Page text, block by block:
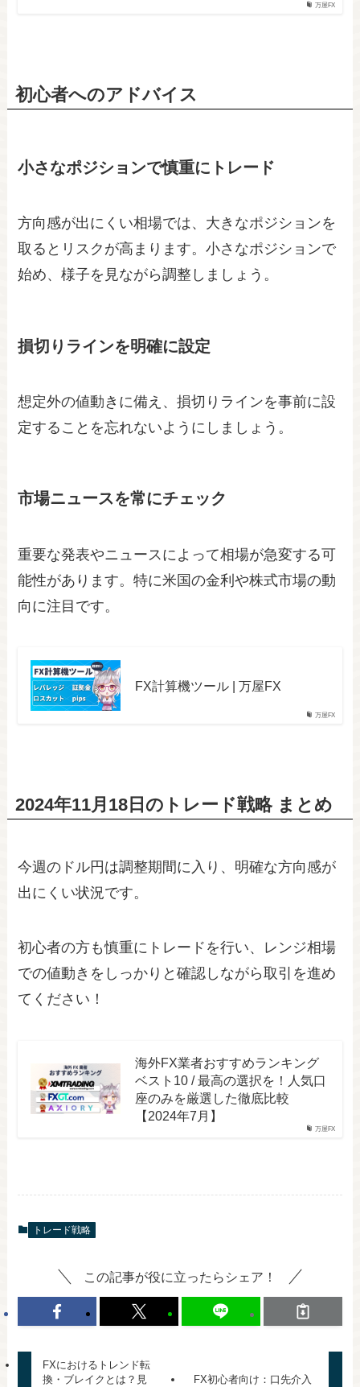
万屋FX
初心者へのアドバイス
小さなポジションで慎重にトレード
方向感が出にくい相場では、大きなポジションを
取るとリスクが高まります。小さなポジションで
始め、様子を見ながら調整しましょう。
損切りラインを明確に設定
想定外の値動きに備え、損切りラインを事前に設
定することを忘れないようにしましょう。
市場ニュースを常にチェック
重要な発表やニュースによって相場が急変する可
能性があります。特に米国の金利や株式市場の動
向に注目です。
万屋FX
FX計算機ツール | 万屋FX
2024年11月18日のトレード戦略 まとめ
今週のドル円は調整期間に入り、明確な方向感が
出にくい状況です。
初心者の方も慎重にトレードを行い、レンジ相場
での値動きをしっかりと確認しながら取引を進め
てください！
万屋FX
海外FX業者おすすめランキング
ベスト10 / 最高の選択を！人気口
座のみを厳選した徹底比較
【2024年7月】
トレード戦略
この記事が役に立ったらシェア！
FXにおけるトレンド転
換・ブレイクとは？見
FX初心者向け：口先介入